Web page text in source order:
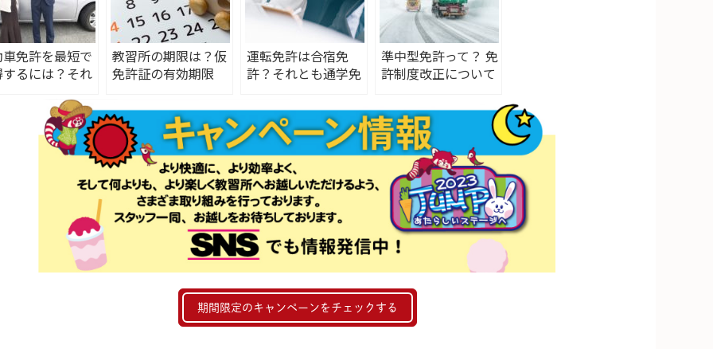
免許を最短で
るには？それ
教習所の期限は？仮
免許証の有効期限
運転免許は合宿免
許？それとも通学免
めか
準中型免許って？ 免
許制度改正について
期間限定のキャンペーンをチェックする